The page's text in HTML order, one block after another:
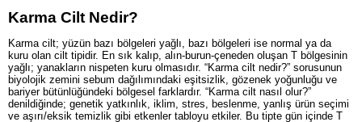
Karma Cilt Nedir?
Karma cilt; yüzün bazı bölgeleri yağlı, bazı bölgeleri ise normal ya da
kuru olan cilt tipidir. En sık kalıp, alın-burun-çeneden oluşan T bölgesinin
yağlı; yanakların nispeten kuru olmasıdır. “Karma cilt nedir?” sorusunun
biyolojik zemini sebum dağılımındaki eşitsizlik, gözenek yoğunluğu ve
bariyer bütünlüğündeki bölgesel farklardır. “Karma cilt nasıl olur?”
denildiğinde; genetik yatkınlık, iklim, stres, beslenme, yanlış ürün seçimi
ve aşırı/eksik temizlik gibi etkenler tabloyu etkiler. Bu tipte gün içinde T